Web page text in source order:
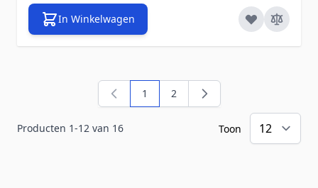
In Winkelwagen
Producten 1-12 van 16
U lees momenteel pagina
1 Pagina
2
Toon